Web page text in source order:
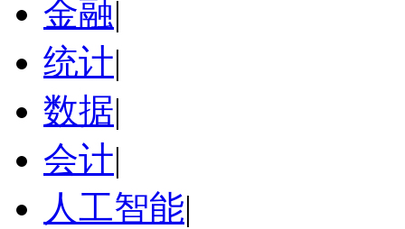
金融|
统计|
数据|
会计|
人工智能|